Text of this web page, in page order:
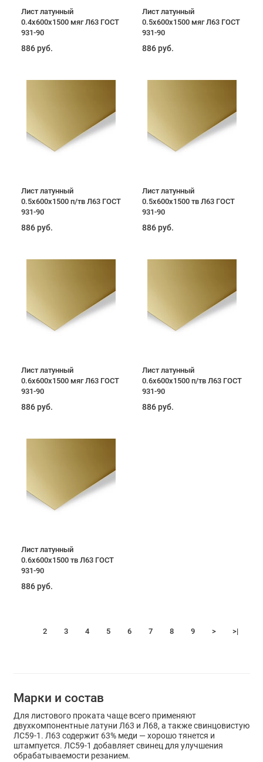
Лист латунный
0.4x600x1500 мяг Л63 ГОСТ
931-90
886 руб.
Лист латунный
0.5x600x1500 мяг Л63 ГОСТ
931-90
886 руб.
Лист латунный
0.5x600x1500 п/тв Л63 ГОСТ
931-90
886 руб.
Лист латунный
0.5x600x1500 тв Л63 ГОСТ
931-90
886 руб.
Лист латунный
0.6x600x1500 мяг Л63 ГОСТ
931-90
886 руб.
Лист латунный
0.6x600x1500 п/тв Л63 ГОСТ
931-90
886 руб.
Лист латунный
0.6x600x1500 тв Л63 ГОСТ
931-90
886 руб.
2 3 4 5 6 7 8 9 > >|
Марки и состав
Для листового проката чаще всего применяют
двухкомпонентные латуни Л63 и Л68, а также свинцовистую
ЛС59-1. Л63 содержит 63% меди — хорошо тянется и
штампуется. ЛС59-1 добавляет свинец для улучшения
обрабатываемости резанием.